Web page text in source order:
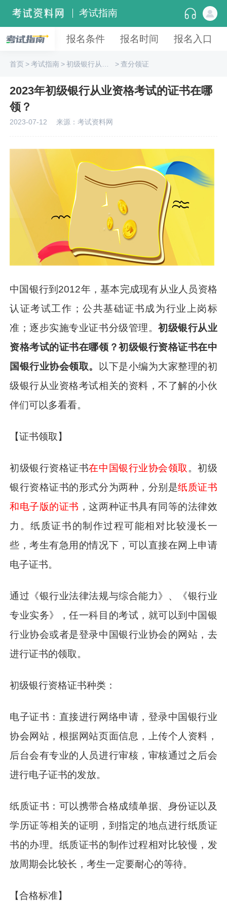
考试指南
报名条件 报名时间 报名入口
首页>考试指南> > 查分领证
2023年初级银行从业资格考试的证书在哪
领？
2023-07-12 来源：考试资料网
中国银行到2012年，基本完成现有从业人员资格
认证考试工作；公共基础证书成为行业上岗标
准；逐步实施专业证书分级管理。初级银行从业
资格考试的证书在哪领？初级银行资格证书在中
国银行业协会领取。 以下是小编为大家整理的初
级银行从业资格考试相关的资料，不了解的小伙
伴们可以多看看。
【证书领取】
初级银行资格证书在中国银行业协会领取 。初级
银行资格证书的形式分为两种，分别是纸质证书
和电子版的证书 ，这两种证书具有同等的法律效
力。纸质证书的制作过程可能相对比较漫长一
些，考生有急用的情况下，可以直接在网上申请
电子证书。
通过《银行业法律法规与综合能力》、《银行业
专业实务》，任一科目的考试，就可以到中国银
行业协会或者是登录中国银行业协会的网站，去
进行证书的领取。
初级银行资格证书种类：
电子证书：直接进行网络申请，登录中国银行业
协会网站，根据网站页面信息，上传个人资料，
后台会有专业的人员进行审核，审核通过之后会
进行电子证书的发放。
纸质证书：可以携带合格成绩单据、身份证以及
学历证等相关的证明，到指定的地点进行纸质证
书的办理。纸质证书的制作过程相对比较慢，发
放周期会比较长，考生一定要耐心的等待。
【合格标准】